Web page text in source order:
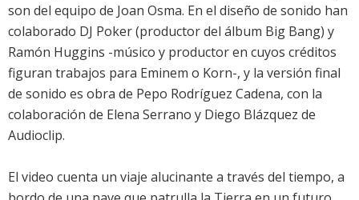
son del equipo de Joan Osma. En el diseño de sonido han
colaborado DJ Poker (productor del álbum Big Bang) y
Ramón Huggins -músico y productor en cuyos créditos
figuran trabajos para Eminem o Korn-, y la versión final
de sonido es obra de Pepo Rodríguez Cadena, con la
colaboración de Elena Serrano y Diego Blázquez de
Audioclip.
El video cuenta un viaje alucinante a través del tiempo, a